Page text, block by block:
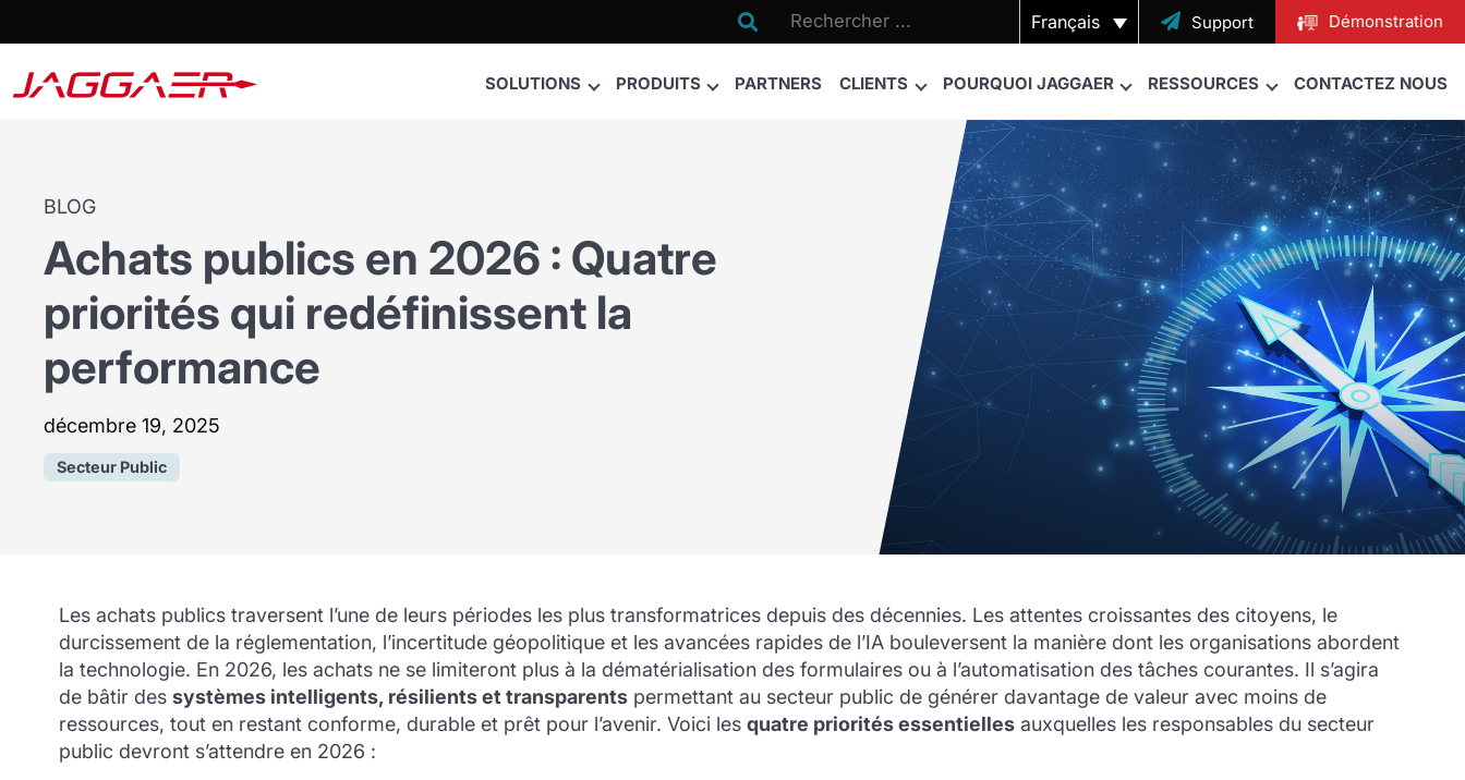
 Français  Support Démonstration
SOLUTIONS PRODUITS PARTNERS CLIENTS POURQUOI JAGGAER RESSOURCES CONTACTEZ NOUS
BLOG
Achats publics en 2026 : Quatre
priorités qui redéfinissent la
performance
décembre 19, 2025
Secteur Public
Les achats publics traversent l’une de leurs périodes les plus transformatrices depuis des décennies. Les attentes croissantes des citoyens, le
durcissement de la réglementation, l’incertitude géopolitique et les avancées rapides de l’IA bouleversent la manière dont les organisations abordent
la technologie. En 2026, les achats ne se limiteront plus à la dématérialisation des formulaires ou à l’automatisation des tâches courantes. Il s’agira
de bâtir des systèmes intelligents, résilients et transparentspermettant au secteur public de générer davantage de valeur avec moins de
ressources, tout en restant conforme, durable et prêt pour l’avenir. Voici les quatre priorités essentiellesauxquelles les responsables du secteur
public devront s’attendre en 2026 :